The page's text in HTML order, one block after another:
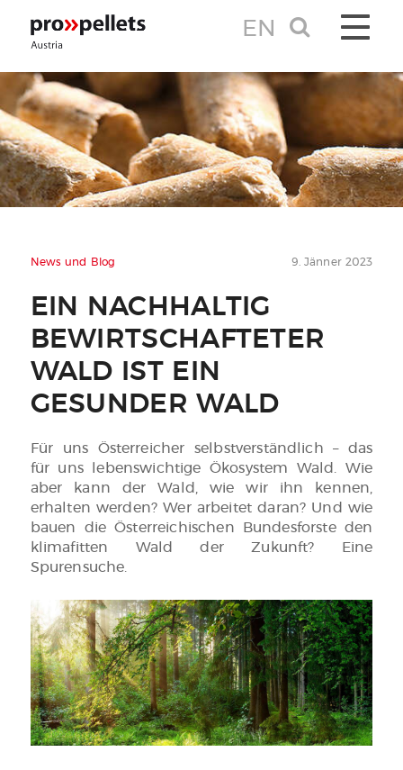
TOGGLE
EN
9. Jänner 2023
News und Blog
EIN NACHHALTIG
BEWIRTSCHAFTETER
WALD IST EIN
GESUNDER WALD
Für uns Österreicher selbstverständlich – das
für uns lebenswichtige Ökosystem Wald. Wie
aber kann der Wald, wie wir ihn kennen,
erhalten werden? Wer arbeitet daran? Und wie
bauen die Österreichischen Bundesforste den
klimafitten Wald der Zukunft? Eine
Spurensuche.